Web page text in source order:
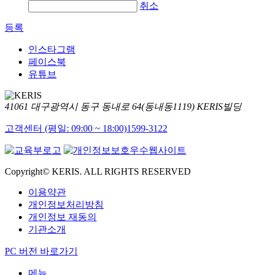
취소
등록
인스타그램
페이스북
유튜브
41061 대구광역시 동구 동내로 64(동내동1119) KERIS빌딩
고객센터 (평일: 09:00 ~ 18:00)1599-3122
Copyright© KERIS. ALL RIGHTS RESERVED
이용약관
개인정보처리방침
개인정보 재동의
기관소개
PC 버전 바로가기